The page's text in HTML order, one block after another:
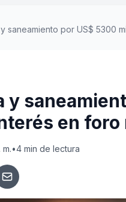
saneamiento por US$ 5300
y
en foro
•4 min de lectura